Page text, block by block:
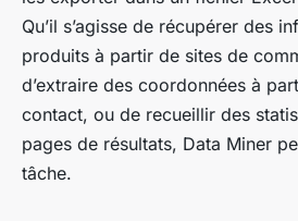
Qu’il s’agisse de récupérer des
produits à partir de sites de
d’extraire des coordonnées à
contact, ou de recueillir des
pages de résultats, Data Miner
tâche.